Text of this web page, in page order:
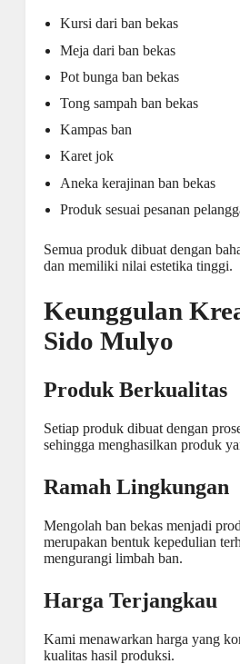
Kursi dari ban bekas
Meja dari ban bekas
Pot bunga ban bekas
Tong sampah ban bekas
Kampas ban
Karet jok
Aneka kerajinan ban bekas
Produk sesuai pesanan
Semua produk dibuat dengan
dan memiliki nilai estetika tinggi.
Keunggulan
Sido Mulyo
Produk Berkualitas
Setiap produk dibuat dengan
sehingga menghasilkan produk
Ramah Lingkungan
Mengolah ban bekas menjadi
merupakan bentuk kepedulian
mengurangi limbah ban.
Harga Terjangkau
Kami menawarkan harga yang
kualitas hasil produksi.